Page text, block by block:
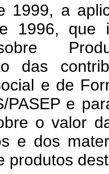
1999, a
1996, que
das
e de
PASEP e
o valor
e dos
produtos